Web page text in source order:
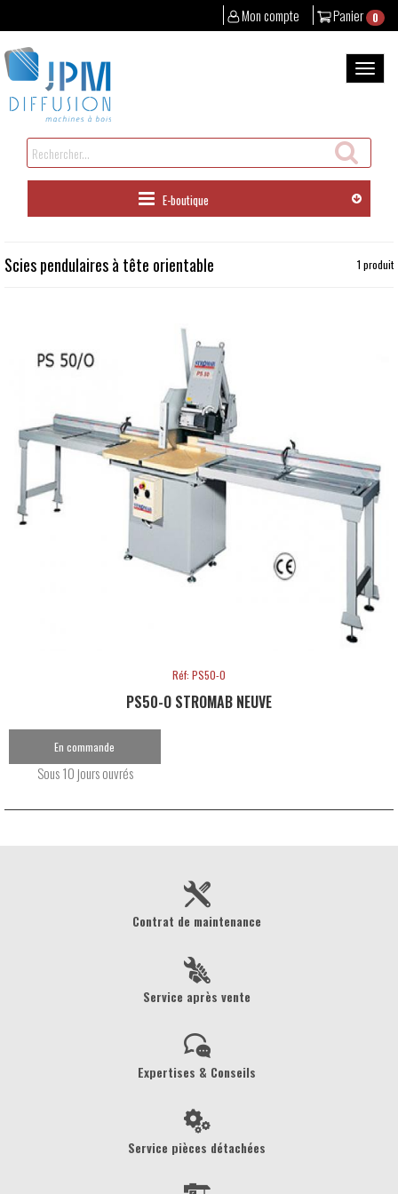
Panier 0
Mon compte
au
contenu
la
Rechercher
un
produit
E-boutique
Scies pendulaires à tête orientable 1 produit
Réf: PS50-O
PS50-O STROMAB NEUVE
En commande
Sous 10 jours ouvrés
Contrat de maintenance
Service après vente
Expertises & Conseils
Service pièces détachées